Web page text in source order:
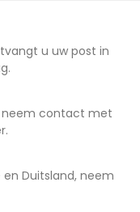
u uw post in
neem contact met
en Duitsland, neem